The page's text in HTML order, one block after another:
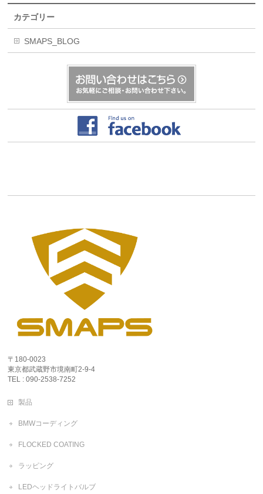
カテゴリー
SMAPS_BLOG
〒180-0023
東京都武蔵野市境南町2-9-4
TEL : 090-2538-7252
製品
BMWコーディング
FLOCKED COATING
ラッピング
LEDヘッドライトバルブ